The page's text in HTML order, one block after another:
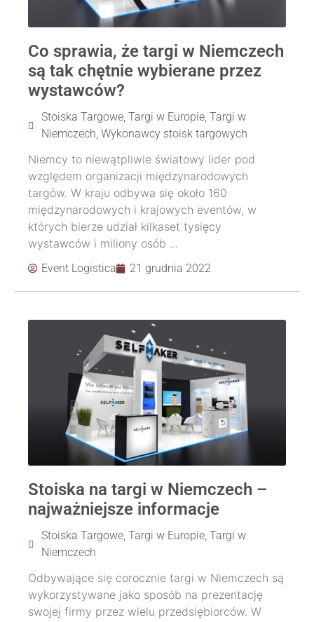
Co sprawia, że targi w Niemczech
są tak chętnie wybierane przez
wystawców?
Stoiska Targowe, Targi w Europie, Targi w
Niemczech, Wykonawcy stoisk targowych
Niemcy to niewątpliwie światowy lider pod
względem organizacji międzynarodowych
targów. W kraju odbywa się około 160
międzynarodowych i krajowych eventów, w
których bierze udział kilkaset tysięcy
wystawców i miliony osób ...
Event Logistica 21 grudnia 2022
Stoiska na targi w Niemczech –
najważniejsze informacje
Stoiska Targowe Targi w Europie Targi w
Niemczech
Odbywające się corocznie targi w Niemczech są
wykorzystywane jako sposób na prezentację
swojej firmy przez wielu przedsiębiorców. W